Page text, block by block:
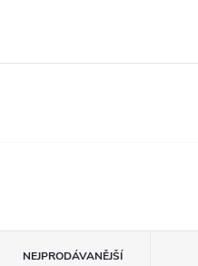
NEJPRODÁVANĚJŠÍ